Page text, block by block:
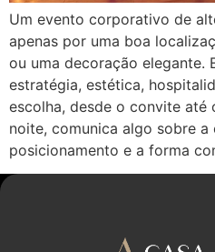
Um evento corporativo de
apenas por uma boa
ou uma decoração elegante.
estratégia, estética,
escolha, desde o convite até
noite, comunica algo sobre a
posicionamento e a forma